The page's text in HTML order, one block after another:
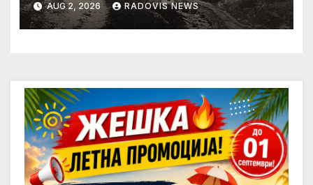
AUG 2, 2026 RADOVIS NEWS